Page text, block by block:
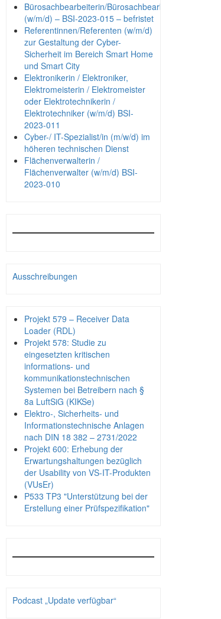
Bürosachbearbeiterin/Bürosachbearbeiter
(w/m/d) – BSI-2023-015 – befristet
Referentinnen/Referenten (w/m/d)
zur Gestaltung der Cyber-
Sicherheit im Bereich Smart Home
und Smart City
Elektronikerin / Elektroniker,
Elektromeisterin / Elektromeister
oder Elektrotechnikerin /
Elektrotechniker (w/m/d) BSI-
2023-011
Cyber-/ IT-Spezialist/in (m/w/d) im
höheren technischen Dienst
Flächenverwalterin /
Flächenverwalter (w/m/d) BSI-
2023-010
Ausschreibungen
Projekt 579 – Receiver Data
Loader (RDL)
Projekt 578: Studie zu
eingesetzten kritischen
informations- und
kommunikationstechnischen
Systemen bei Betreibern nach §
8a LuftSiG (KIKSe)
Elektro-, Sicherheits- und
Informationstechnische Anlagen
nach DIN 18 382 – 2731/2022
Projekt 600: Erhebung der
Erwartungshaltungen bezüglich
der Usability von VS-IT-Produkten
(VUsEr)
P533 TP3 "Unterstützung bei der
Erstellung einer Prüfspezifikation"
Podcast „Update verfügbar“